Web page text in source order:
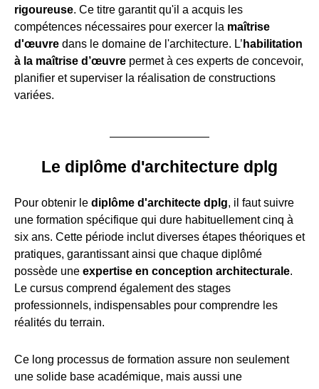
rigoureuse. Ce titre garantit qu'il a acquis les
compétences nécessaires pour exercer la maîtrise
d'œuvre dans le domaine de l'architecture. L’ habilitation
à la maîtrise d’œuvre permet à ces experts de concevoir,
planifier et superviser la réalisation de constructions
variées.
Le diplôme d'architecture dplg
Pour obtenir le diplôme d'architecte dplg, il faut suivre
une formation spécifique qui dure habituellement cinq à
six ans. Cette période inclut diverses étapes théoriques et
pratiques, garantissant ainsi que chaque diplômé
possède une expertise en conception architecturale.
Le cursus comprend également des stages
professionnels, indispensables pour comprendre les
réalités du terrain.
Ce long processus de formation assure non seulement
une solide base académique, mais aussi une